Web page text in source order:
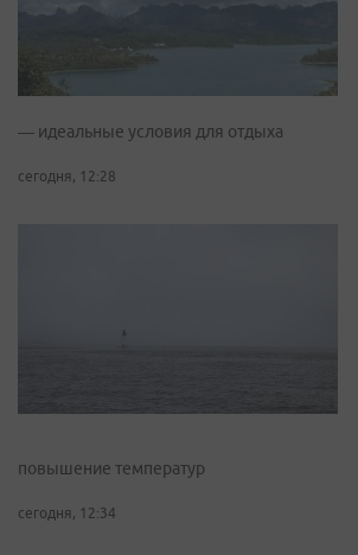
— идеальные условия для отдыха
сегодня, 12:28
повышение температур
сегодня, 12:34